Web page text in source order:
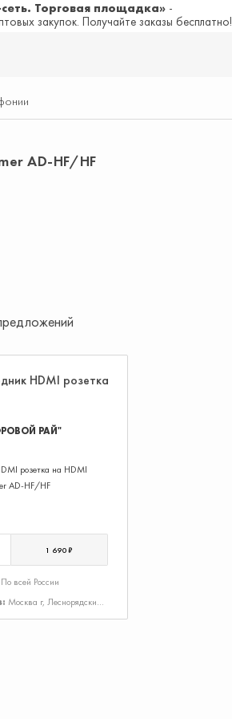
сеть. Торговая площадка» -
закупок. Получайте заказы бесплатно!
AD-HF/HF
РАЙ"
розетка на HDMI
AD-HF/HF
1 690 ₽
По всей России
Москва г, Леснорядский
2